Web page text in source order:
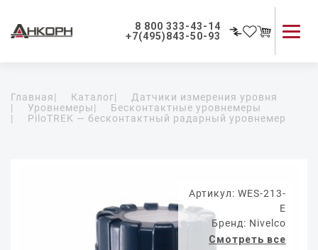
8 800 333-43-14
+7(495)843-50-93
Применение приборов
Как мы работаем
Главная| Каталог|
Датчики измерения уровня
|
Уровнемеры|
Бесконтактные уровнемеры
|
PiloTREK — бесконтактный радарный уровнемер
Артикул: WES-213-
E
Бренд: Nivelco
Смотреть все